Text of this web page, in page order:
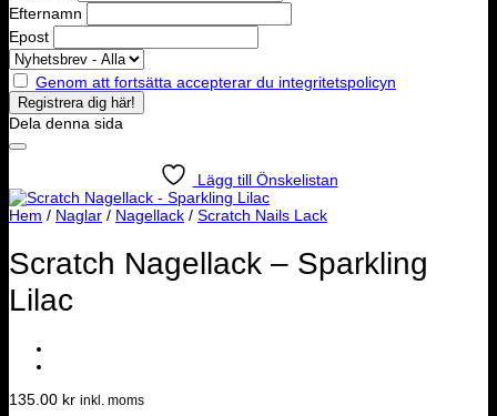
Efternamn
Epost
Genom att fortsätta accepterar du integritetspolicyn
Dela denna sida
Lägg till Önskelistan
Hem / Naglar / Nagellack / Scratch Nails Lack
Scratch Nagellack – Sparkling
Lilac
135.00 kr inkl. moms